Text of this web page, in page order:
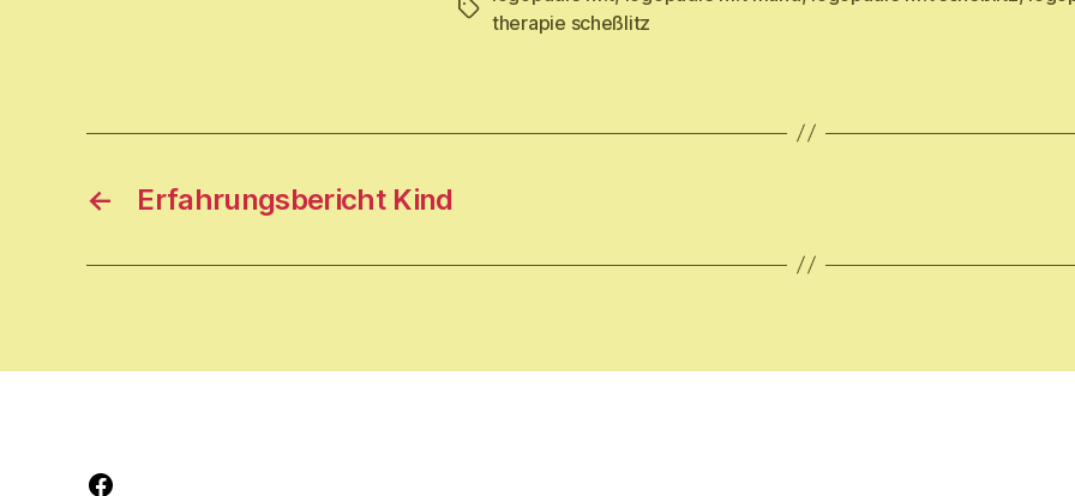
Schlagwörter
therapie scheßlitz
← Erfahrungsbericht Kind
Facebook